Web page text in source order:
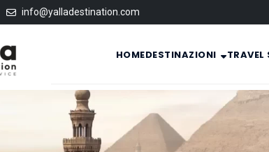
info@yalladestination.com
HOMEDESTINAZIONI TRAVEL